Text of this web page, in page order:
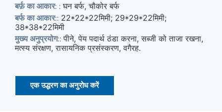
बर्फ़ का आकार: :घन बर्फ, चौकोर बर्फ
बर्फ का आकार:: 22*22*22मिमी; 29*29*22मिमी;
38*38*22मिमी
मुख्य अनुप्रयोग::पीने, पेय पदार्थ ठंडा करना, सब्जी को ताजा रखना,
मत्स्य संरक्षण, रासायनिक प्रसंस्करण, वगैरह.
एक उद्धरण का अनुरोध करें